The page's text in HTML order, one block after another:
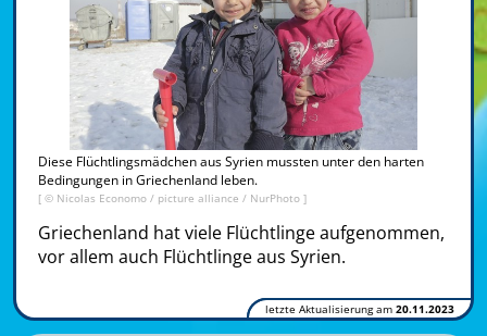
Diese Flüchtlingsmädchen aus Syrien mussten unter den harten
Bedingungen in Griechenland leben.
[ © Nicolas Economo / picture alliance / NurPhoto ]
Griechenland hat viele Flüchtlinge aufgenommen,
vor allem auch Flüchtlinge aus Syrien.
letzte Aktualisierung am 20.11.2023